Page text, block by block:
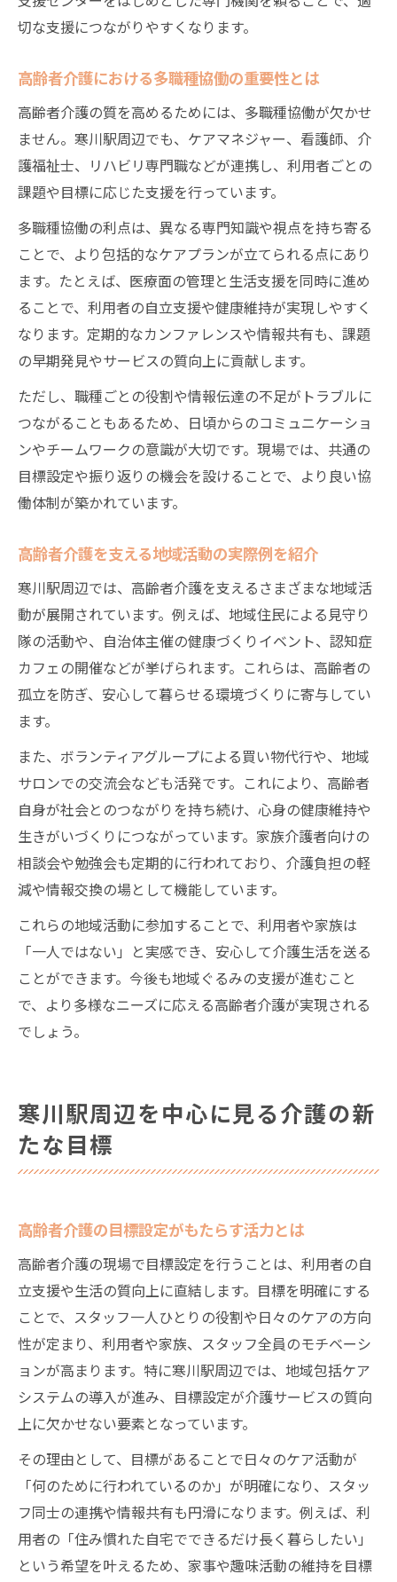
切な支援につながりやすくなります。
高齢者介護における多職種協働の重要性とは
高齢者介護の質を高めるためには、多職種協働が欠かせ
ません。寒川駅周辺でも、ケアマネジャー、看護師、介
護福祉士、リハビリ専門職などが連携し、利用者ごとの
課題や目標に応じた支援を行っています。
多職種協働の利点は、異なる専門知識や視点を持ち寄る
ことで、より包括的なケアプランが立てられる点にあり
ます。たとえば、医療面の管理と生活支援を同時に進め
ることで、利用者の自立支援や健康維持が実現しやすく
なります。定期的なカンファレンスや情報共有も、課題
の早期発見やサービスの質向上に貢献します。
ただし、職種ごとの役割や情報伝達の不足がトラブルに
つながることもあるため、日頃からのコミュニケーショ
ンやチームワークの意識が大切です。現場では、共通の
目標設定や振り返りの機会を設けることで、より良い協
働体制が築かれています。
高齢者介護を支える地域活動の実際例を紹介
寒川駅周辺では、高齢者介護を支えるさまざまな地域活
動が展開されています。例えば、地域住民による見守り
隊の活動や、自治体主催の健康づくりイベント、認知症
カフェの開催などが挙げられます。これらは、高齢者の
孤立を防ぎ、安心して暮らせる環境づくりに寄与してい
ます。
また、ボランティアグループによる買い物代行や、地域
サロンでの交流会なども活発です。これにより、高齢者
自身が社会とのつながりを持ち続け、心身の健康維持や
生きがいづくりにつながっています。家族介護者向けの
相談会や勉強会も定期的に行われており、介護負担の軽
減や情報交換の場として機能しています。
これらの地域活動に参加することで、利用者や家族は
「一人ではない」と実感でき、安心して介護生活を送る
ことができます。今後も地域ぐるみの支援が進むこと
で、より多様なニーズに応える高齢者介護が実現される
でしょう。
寒川駅周辺を中心に見る介護の新
たな目標
高齢者介護の目標設定がもたらす活力とは
高齢者介護の現場で目標設定を行うことは、利用者の自
立支援や生活の質向上に直結します。目標を明確にする
ことで、スタッフ一人ひとりの役割や日々のケアの方向
性が定まり、利用者や家族、スタッフ全員のモチベーシ
ョンが高まります。特に寒川駅周辺では、地域包括ケア
システムの導入が進み、目標設定が介護サービスの質向
上に欠かせない要素となっています。
その理由として、目標があることで日々のケア活動が
「何のために行われているのか」が明確になり、スタッ
フ同士の連携や情報共有も円滑になります。例えば、利
用者の「住み慣れた自宅でできるだけ長く暮らしたい」
という希望を叶えるため、家事や趣味活動の維持を目標